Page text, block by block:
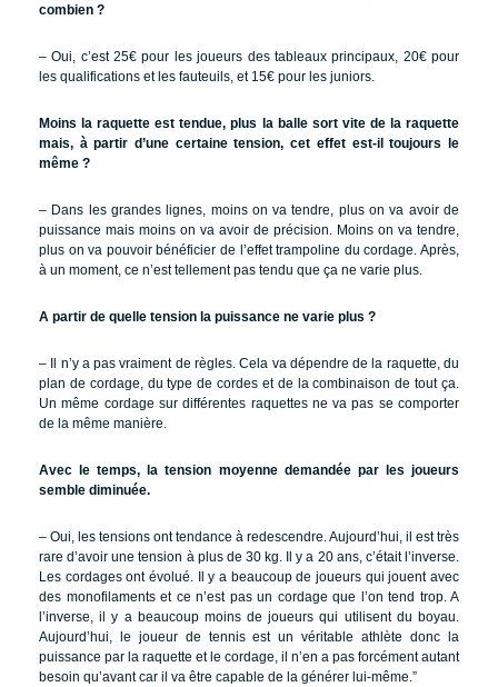
combien ?
– Oui, c’est 25€ pour les joueurs des tableaux principaux, 20€ pour
les qualifications et les fauteuils, et 15€ pour les juniors.
Moins la raquette est tendue, plus la balle sort vite de la raquette
mais, à partir d’une certaine tension, cet effet est-il toujours le
même ?
– Dans les grandes lignes, moins on va tendre, plus on va avoir de
puissance mais moins on va avoir de précision. Moins on va tendre,
plus on va pouvoir bénéficier de l’effet trampoline du cordage. Après,
à un moment, ce n’est tellement pas tendu que ça ne varie plus.
A partir de quelle tension la puissance ne varie plus ?
– Il n’y a pas vraiment de règles. Cela va dépendre de la raquette, du
plan de cordage, du type de cordes et de la combinaison de tout ça.
Un même cordage sur différentes raquettes ne va pas se comporter
de la même manière.
Avec le temps, la tension moyenne demandée par les joueurs
semble diminuée.
– Oui, les tensions ont tendance à redescendre. Aujourd’hui, il est très
rare d’avoir une tension à plus de 30 kg. Il y a 20 ans, c’était l’inverse.
Les cordages ont évolué. Il y a beaucoup de joueurs qui jouent avec
des monofilaments et ce n’est pas un cordage que l’on tend trop. A
l’inverse, il y a beaucoup moins de joueurs qui utilisent du boyau.
Aujourd’hui, le joueur de tennis est un véritable athlète donc la
puissance par la raquette et le cordage, il n’en a pas forcément autant
besoin qu’avant car il va être capable de la générer lui-même.”